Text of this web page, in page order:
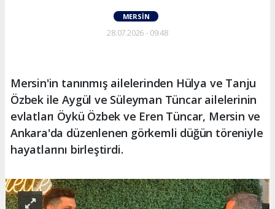
MERSIN
28.07.2026 - 09:48
Mersin'in tanınmış ailelerinden Hülya ve Tanju
Özbek ile Aygül ve Süleyman Tüncar ailelerinin
evlatları Öykü Özbek ve Eren Tüncar, Mersin ve
Ankara'da düzenlenen görkemli düğün töreniyle
hayatlarını birleştirdi.